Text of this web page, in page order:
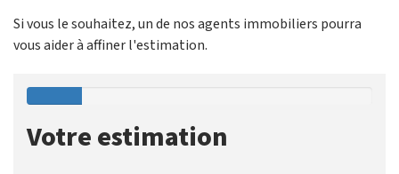
Si vous le souhaitez, un de nos agents immobiliers pourra
vous aider à affiner l'estimation.
Votre estimation